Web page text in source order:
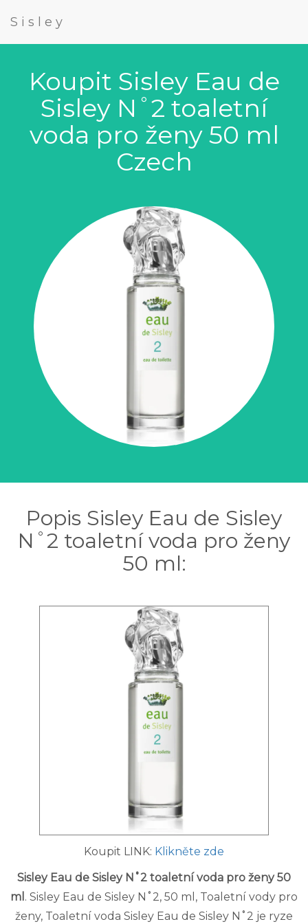
Sisley
Koupit Sisley Eau de
Sisley N˚2 toaletní
voda pro ženy 50 ml
Czech
Popis Sisley Eau de Sisley
N˚2 toaletní voda pro ženy
50 ml:
Koupit LINK: Klikněte zde
Sisley Eau de Sisley N˚2 toaletní voda pro ženy 50
ml . Sisley Eau de Sisley N˚2, 50 ml, Toaletní vody pro
ženy, Toaletní voda Sisley Eau de Sisley N˚2 je ryze